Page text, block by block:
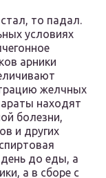
то падал.
условиях
арники
желчных
находят
болезни,
и других
до еды, а
а в сборе с